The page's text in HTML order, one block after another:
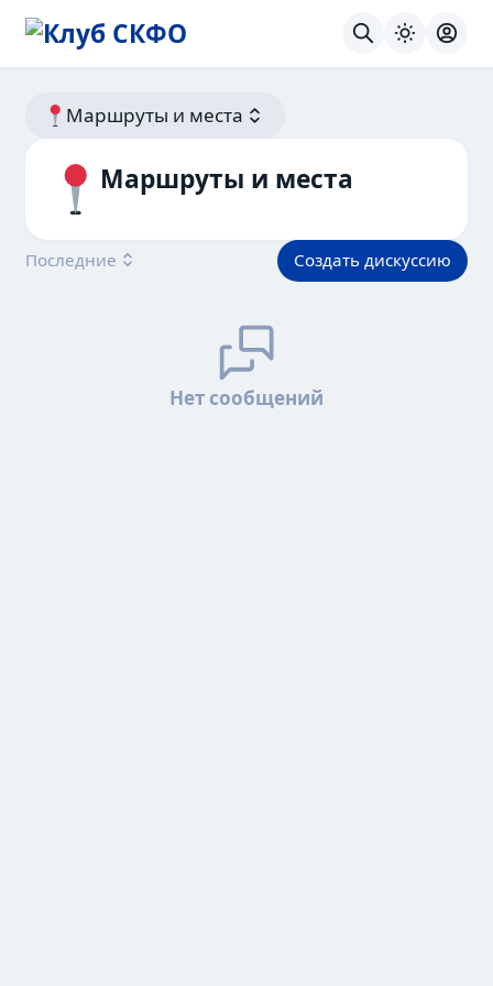
ПоискТемаВход
Маршруты и места
Маршруты и места
Последние Создать дискуссию
Нет сообщений